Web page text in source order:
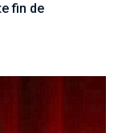
fin de